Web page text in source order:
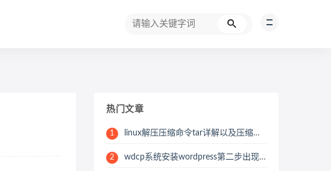
热门文章
1 linux解压压缩命令tar详解以及压缩的时候如何跳过某一个压缩目录或文件
2 wdcp系统安装wordpress第二步出现错误“Table Prefix” must not be empty